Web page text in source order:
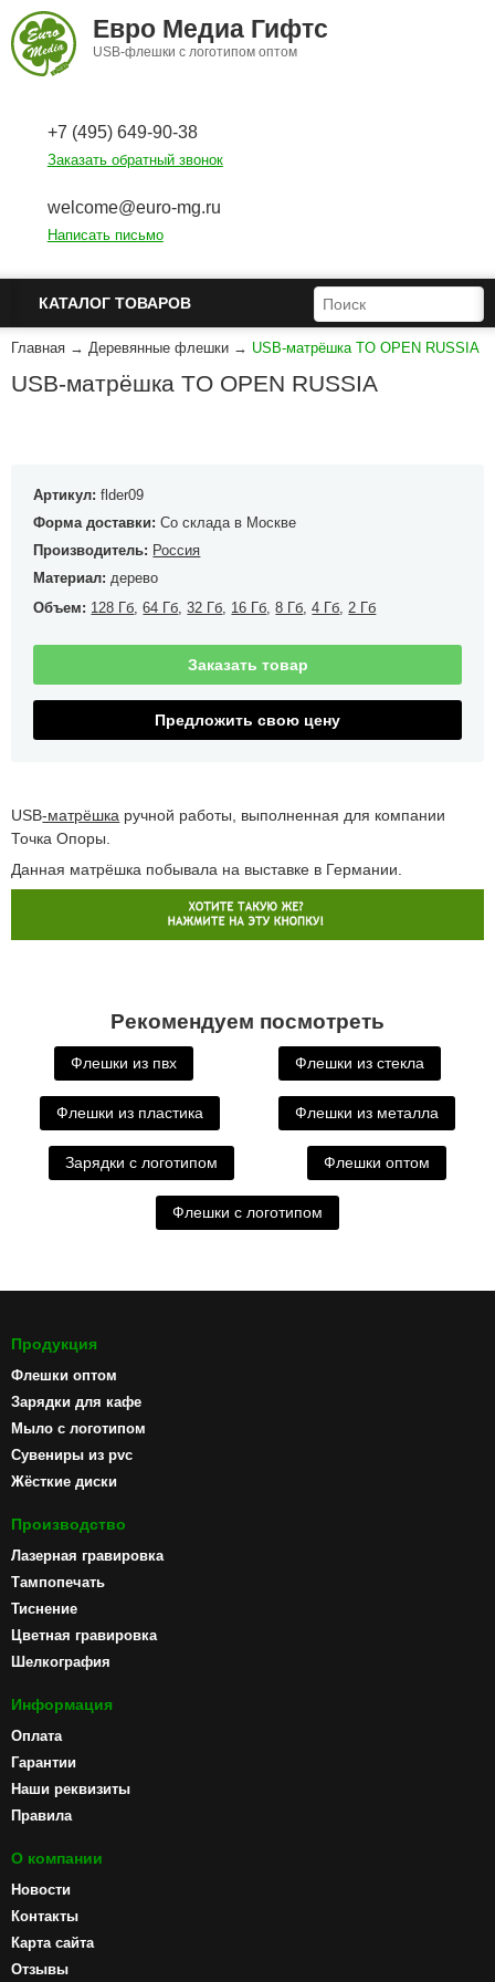
Перейти к основному содержанию
Евро Медиа Гифтс
USB-флешки с логотипом оптом
+7 (495) 649-90-38
Заказать обратный звонок
welcome@euro-mg.ru
Написать письмо
КАТАЛОГ ТОВАРОВ ФОРМА ПОИСКА
ПОИСК
Главная → Деревянные флешки → USB-матрёшка TO OPEN RUSSIA
USB-матрёшка TO OPEN RUSSIA
Артикул:flder09
Форма доставки:Со склада в Москве
Производитель: Россия
Материал: дерево
Объем: 128 Гб ,64 Гб ,32 Гб 16 Гб ,8 Гб ,4 Гб 2 Гб
Заказать товар
Предложить свою цену
USB-матрёшка ручной работы, выполненная для компании
Точка Опоры.
Данная матрёшка побывала на выставке в Германии.
Рекомендуем посмотреть
Флешки из пвх Флешки из стекла
Флешки из пластика Флешки из металла
Зарядки с логотипом Флешки оптом
Флешки с логотипом
Продукция
Флешки оптом
Зарядки для кафе
Мыло с логотипом
Сувениры из pvc
Жёсткие диски
Производство
Лазерная гравировка
Тампопечать
Тиснение
Цветная гравировка
Шелкография
Информация
Оплата
Гарантии
Наши реквизиты
Правила
О компании
Новости
Контакты
Карта сайта
Отзывы